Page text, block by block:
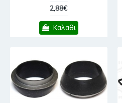
2,88€
Καλαθι